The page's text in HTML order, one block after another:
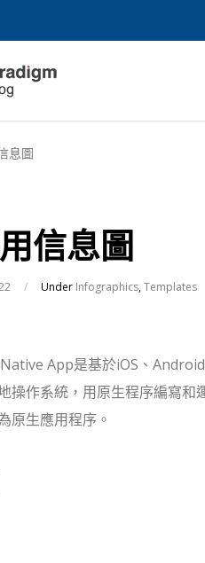
息圖
信息圖
/ Under Infographics,Templates
App是基於iOS、
操作系統，用原生程序編寫和
原生應用程序。